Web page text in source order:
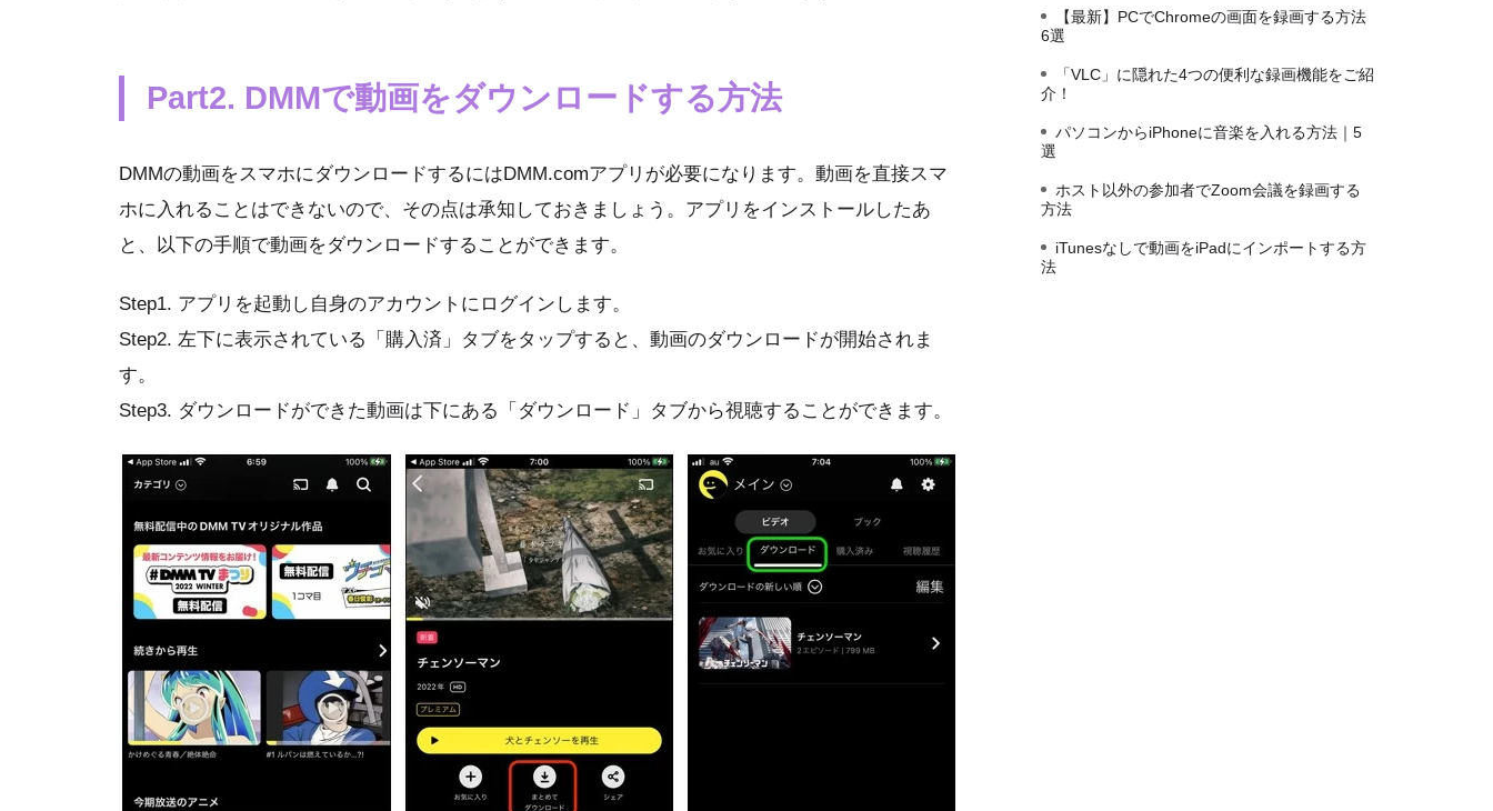
Part2. DMMで動画をダウンロードする方法
DMMの動画をスマホにダウンロードするにはDMM.comアプリが必要になります。動画を直接スマ
ホに入れることはできないので、その点は承知しておきましょう。アプリをインストールしたあ
と、以下の手順で動画をダウンロードすることができます。
Step1. アプリを起動し自身のアカウントにログインします。
Step2. 左下に表示されている「購入済」タブをタップすると、動画のダウンロードが開始されま
す。
Step3. ダウンロードができた動画は下にある「ダウンロード」タブから視聴することができます。
【最新】PCでChromeの画面を録画する方法
6選
「VLC」に隠れた4つの便利な録画機能をご紹
介！
パソコンからiPhoneに音楽を入れる方法｜5
選
ホスト以外の参加者でZoom会議を録画する
方法
iTunesなしで動画をiPadにインポートする方
法